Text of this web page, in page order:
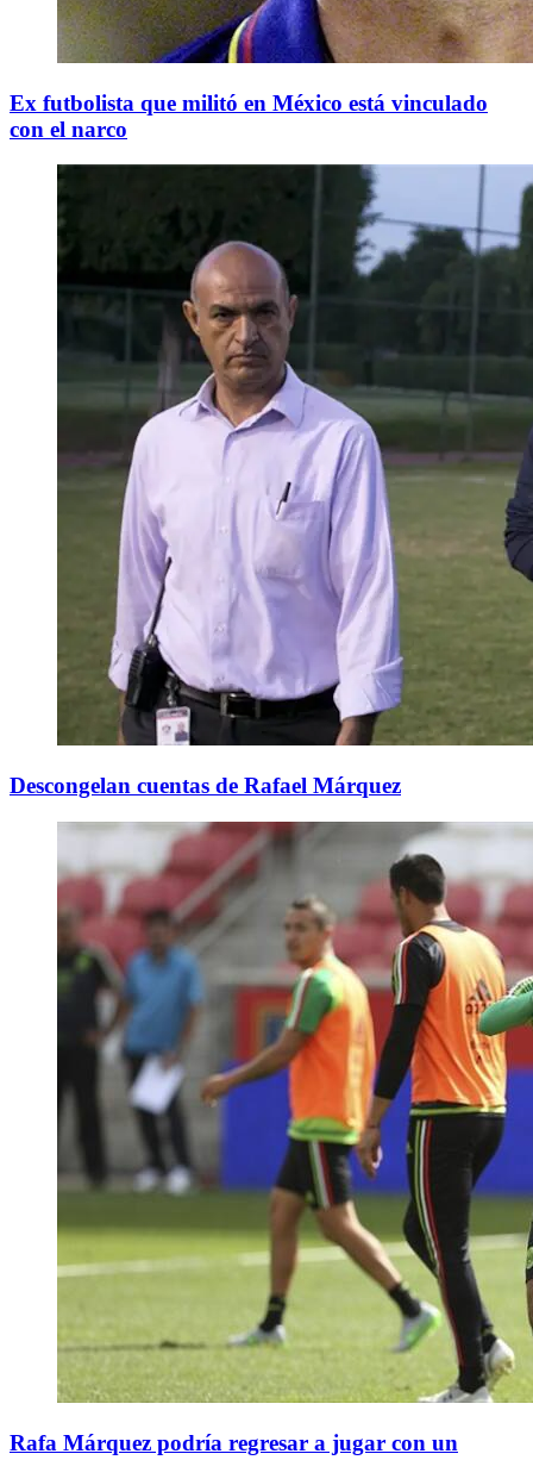
Ex futbolista que militó en México está vinculado
con el narco
Descongelan cuentas de Rafael Márquez
Rafa Márquez podría regresar a jugar con un